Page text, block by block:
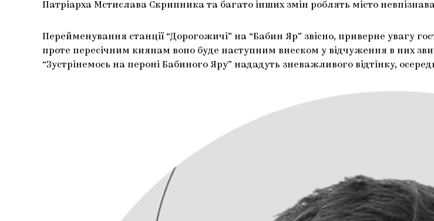
Патріарха Мстислава Скрипника та багато інших змін роблять місто
Перейменування станції “Дорогожичі” на “Бабин Яр” звісно, приверне увагу
проте пересічним киянам воно буде наступним внеском у відчуження в них
“Зустрінемось на пероні Бабиного Яру” нададуть зневажливого відтінку,